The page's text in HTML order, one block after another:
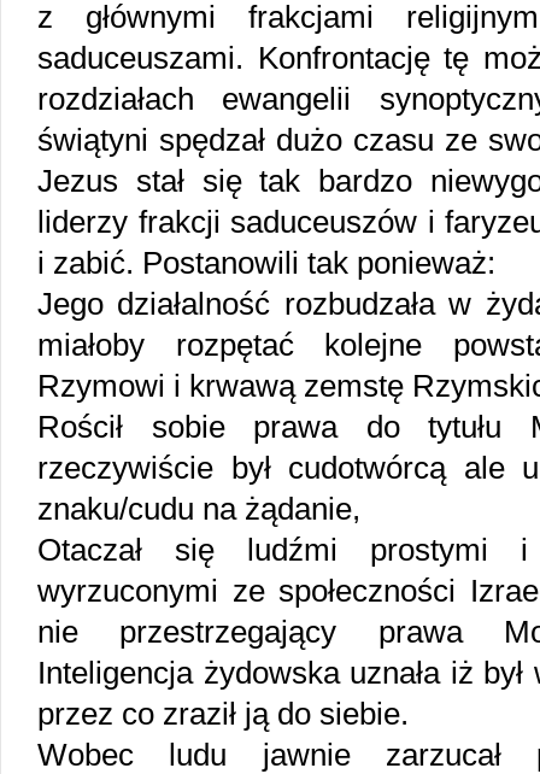
z głównymi frakcjami
saduceuszami. Konfrontację tę
rozdziałach ewangelii
świątyni spędzał dużo czasu ze
Jezus stał się tak bardzo
liderzy frakcji saduceuszów i
i zabić. Postanowili tak ponieważ:
Jego działalność rozbudzała w
miałoby rozpętać kolejne
Rzymowi i krwawą zemstę
Rościł sobie prawa do tytułu
rzeczywiście był cudotwórcą ale
znaku/cudu na żądanie,
Otaczał się ludźmi prostymi i
wyrzuconymi ze społeczności
nie przestrzegający prawa
Inteligencja żydowska uznała iż
przez co zraził ją do siebie.
Wobec ludu jawnie zarzucał